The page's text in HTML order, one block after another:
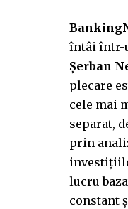
întâi într-
Șerban
plecare
cele mai
separat,
prin
lucru
constant